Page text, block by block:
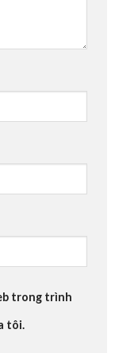
trong trình
tôi.